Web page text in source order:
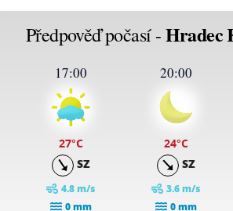
Předpověď počasí -Hradec
17:00
27°C
SZ
4.8 m/s
0 mm
20:00
24°C
SZ
3.6 m/s
0 mm